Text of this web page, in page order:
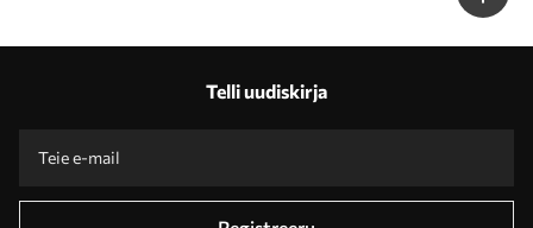
Telli uudiskirja